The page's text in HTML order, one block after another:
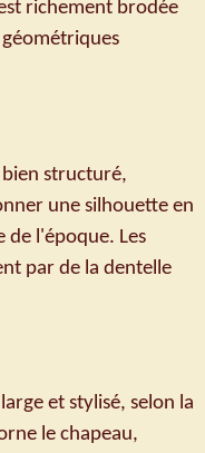
richement brodée
bien structuré,
une silhouette en
de l'époque. Les
par de la dentelle
et stylisé, selon la
le chapeau,